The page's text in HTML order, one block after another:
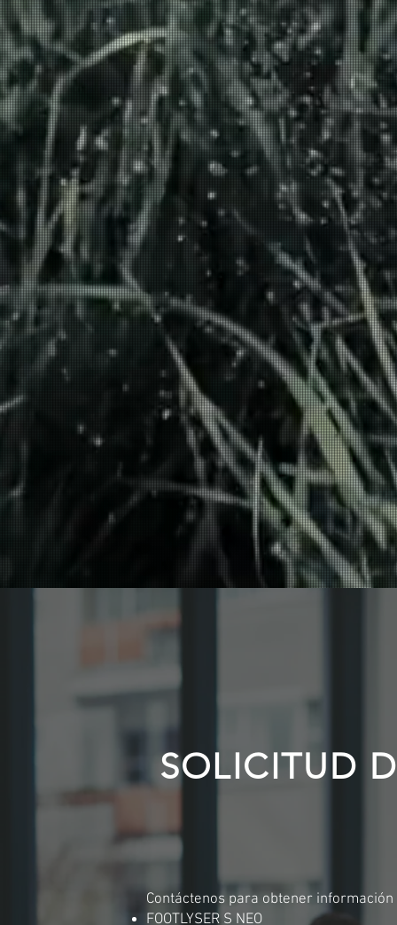
peut transformer votre pratique dans une ville dynamique comme Rennes.
formations adaptées pour vous aider à maîtriser les outils et technologies avancées nécessaires à votre
la prise en charge des patients tout en gagnant du temps au quotidien.
pour son dynamisme économique et sa qualité de vie. Avec une population diversifiée et une
clé du secteur médical en Bretagne. Cette dynamique médicale favorise l’innovation et la collaboration
SOLICITUD
Contáctenos para obtener
FOOTLYSER S NEO